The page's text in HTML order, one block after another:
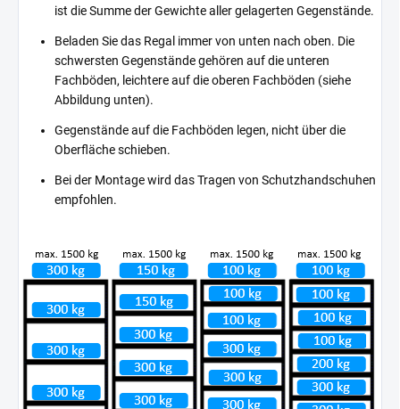
ist die Summe der Gewichte aller gelagerten Gegenstände.
Beladen Sie das Regal immer von unten nach oben. Die
schwersten Gegenstände gehören auf die unteren
Fachböden, leichtere auf die oberen Fachböden (siehe
Abbildung unten).
Gegenstände auf die Fachböden legen, nicht über die
Oberfläche schieben.
Bei der Montage wird das Tragen von Schutzhandschuhen
empfohlen.